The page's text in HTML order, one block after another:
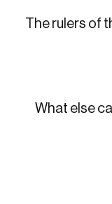
1447هـ
The rulers of
What else